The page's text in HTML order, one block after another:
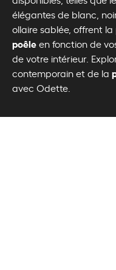
élégantes de blanc,
ollaire sablée, offrent
poêleen fonction de
de votre intérieur.
contemporain et de la
avec Odette.